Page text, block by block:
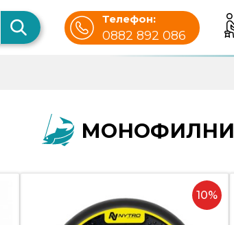
Телефон:
0882 892 086
МОНОФИЛНИ
10%